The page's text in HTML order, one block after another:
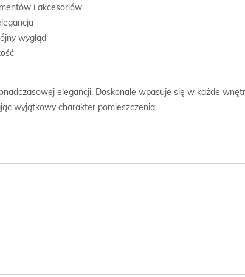
i akcesoriów
wygląd
elegancji. Doskonale wpasuje się w każde
wyjątkowy charakter pomieszczenia.